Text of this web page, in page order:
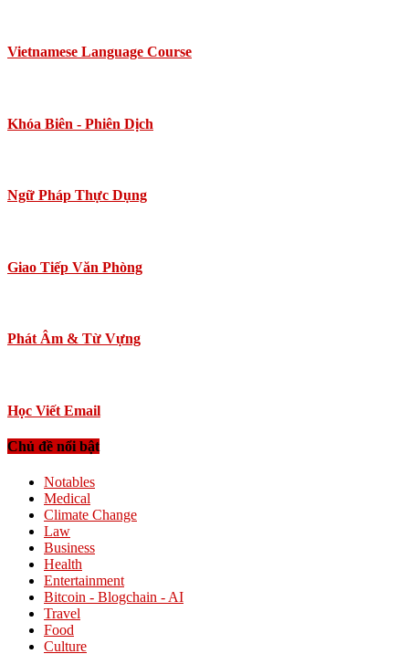
Vietnamese Language Course
Khóa Biên - Phiên Dịch
Ngữ Pháp Thực Dụng
Giao Tiếp Văn Phòng
Phát Âm & Từ Vựng
Học Viết Email
Chủ đề nổi bật
Notables
Medical
Climate Change
Law
Business
Health
Entertainment
Bitcoin - Blogchain - AI
Travel
Food
Culture